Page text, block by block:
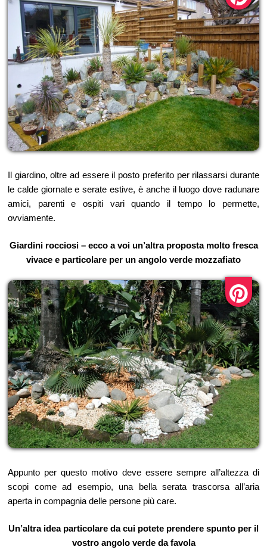
Il giardino, oltre ad essere il posto preferito per rilassarsi durante
le calde giornate e serate estive, è anche il luogo dove radunare
amici, parenti e ospiti vari quando il tempo lo permette,
ovviamente.
Giardini rocciosi – ecco a voi un’altra proposta molto fresca
vivace e particolare per un angolo verde mozzafiato
Appunto per questo motivo deve essere sempre all’altezza di
scopi come ad esempio, una bella serata trascorsa all’aria
aperta in compagnia delle persone più care.
Un’altra idea particolare da cui potete prendere spunto per il
vostro angolo verde da favola